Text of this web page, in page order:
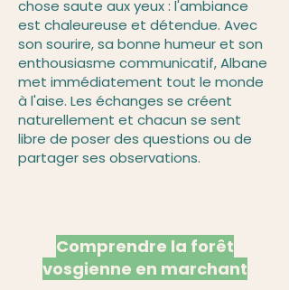
chose saute aux yeux : l'ambiance
est chaleureuse et détendue. Avec
son sourire, sa bonne humeur et son
enthousiasme communicatif, Albane
met immédiatement tout le monde
à l'aise. Les échanges se créent
naturellement et chacun se sent
libre de poser des questions ou de
partager ses observations.
Comprendre la forêt
vosgienne en marchant